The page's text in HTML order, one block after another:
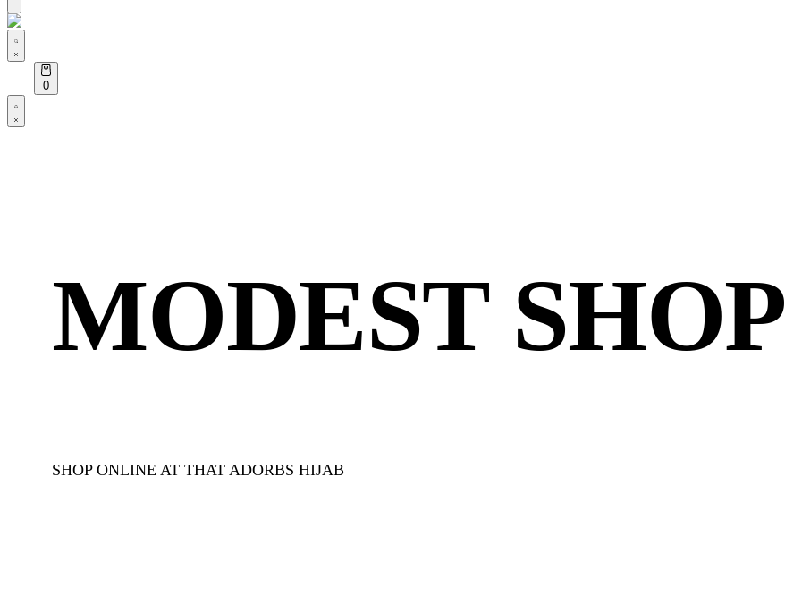
Search
0Open
cart
Open
Account
details
MODEST SHOP
SHOP ONLINE AT THAT ADORBS HIJAB